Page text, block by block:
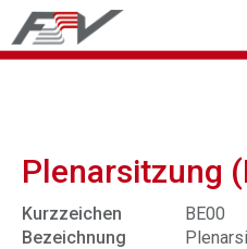
Plenarsitzung
Kurzzeichen
BE00
Bezeichnung